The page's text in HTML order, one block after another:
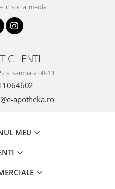
in social media
CLIENTI
si sambata 08-13
apotheka.ro
MEU